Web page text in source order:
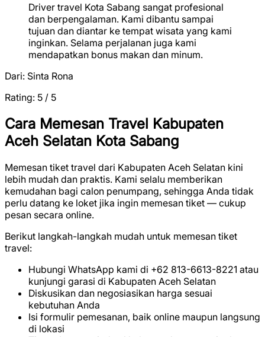
Driver travel Kota Sabang sangat profesional
dan berpengalaman. Kami dibantu sampai
tujuan dan diantar ke tempat wisata yang kami
inginkan. Selama perjalanan juga kami
mendapatkan bonus makan dan minum.
Dari: Sinta Rona
Rating: 5 / 5
Cara Memesan Travel Kabupaten
Aceh Selatan Kota Sabang
Memesan tiket travel dari Kabupaten Aceh Selatan kini
lebih mudah dan praktis. Kami selalu memberikan
kemudahan bagi calon penumpang, sehingga Anda tidak
perlu datang ke loket jika ingin memesan tiket — cukup
pesan secara online.
Berikut langkah-langkah mudah untuk memesan tiket
travel:
Hubungi WhatsApp kami di +62 813-6613-8221 atau
kunjungi garasi di Kabupaten Aceh Selatan
Diskusikan dan negosiasikan harga sesuai
kebutuhan Anda
Isi formulir pemesanan, baik online maupun langsung
di lokasi